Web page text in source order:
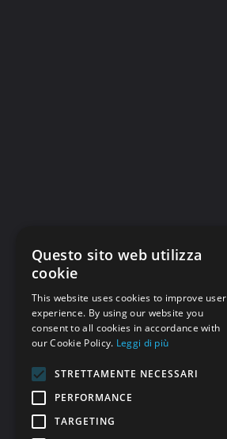
Questo sito web utilizza
cookie
This website uses cookies to improve user
experience. By using our website you
consent to all cookies in accordance with
our Cookie Policy. Leggi di più
STRETTAMENTE NECESSARI
PERFORMANCE
TARGETING